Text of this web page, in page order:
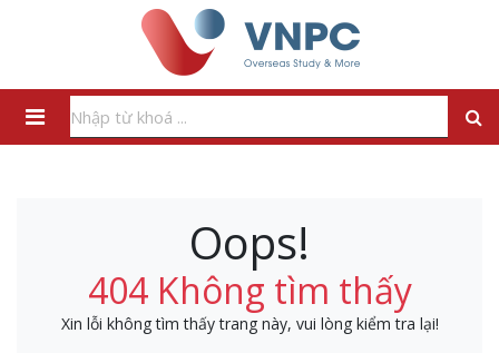
Oops!
404 Không tìm thấy
Xin lỗi không tìm thấy trang này, vui lòng kiểm tra lại!